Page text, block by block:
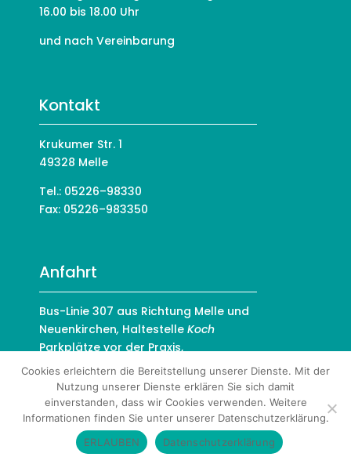
16.00 bis 18.00 Uhr
und nach Vereinbarung
Kontakt
Krukumer Str. 1
49328 Melle
Tel.: 05226–98330
Fax: 05226–983350
Anfahrt
Bus-Linie 307 aus Richtung Melle und
Neuenkirchen, Haltestelle Koch
Parkplätze vor der Praxis,
die Praxis ist barrierefrei zugänglich.
© 2026 | Hausarztpraxis Riemsloh
Cookies erleichtern die Bereitstellung unserer Dienste. Mit der
Nutzung unserer Dienste erklären Sie sich damit
einverstanden, dass wir Cookies verwenden. Weitere
Informationen finden Sie unter unserer Datenschutzerklärung.
ERLAUBEN
Datenschutzerklärung